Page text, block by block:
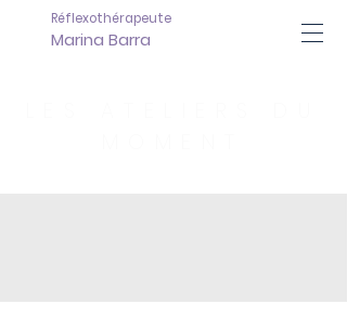
Marina Barra
Réflexothérapeute